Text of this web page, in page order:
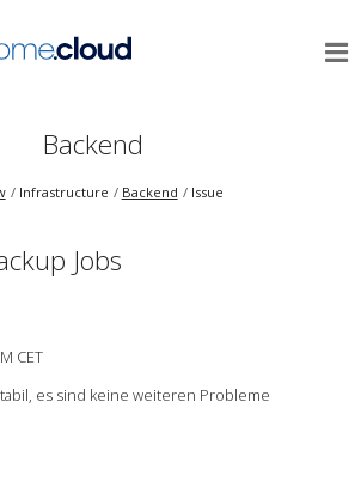
Backend
Infrastructure Backend Issue
Jobs
CET
es sind keine weiteren Probleme